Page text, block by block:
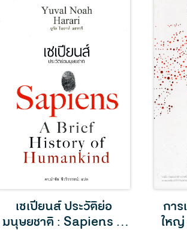
เซเปียนส์ ประวัติย่อ
มนุษยชาติ : Sapiens A
กา
ใหญ่